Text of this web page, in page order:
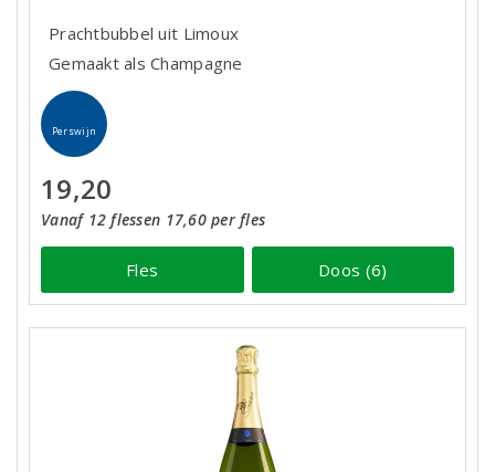
Prachtbubbel uit Limoux
Gemaakt als Champagne
Perswijn
19,20
Vanaf 12 flessen 17,60 per fles
Fles Doos (6)